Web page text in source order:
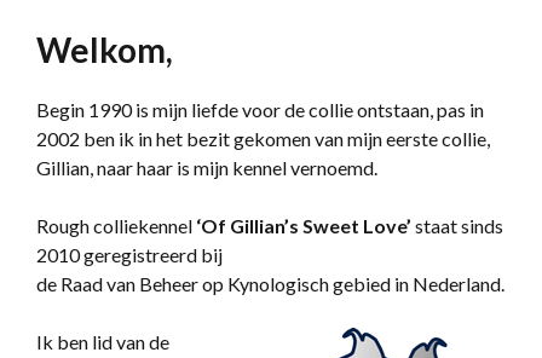
Welkom,
Begin 1990 is mijn liefde voor de collie ontstaan, pas in
2002 ben ik in het bezit gekomen van mijn eerste collie,
Gillian, naar haar is mijn kennel vernoemd.
Rough colliekennel ‘Of Gillian’s Sweet Love’ staat sinds
2010 geregistreerd bij
de Raad van Beheer op Kynologisch gebied in Nederland.
Ik ben lid van de